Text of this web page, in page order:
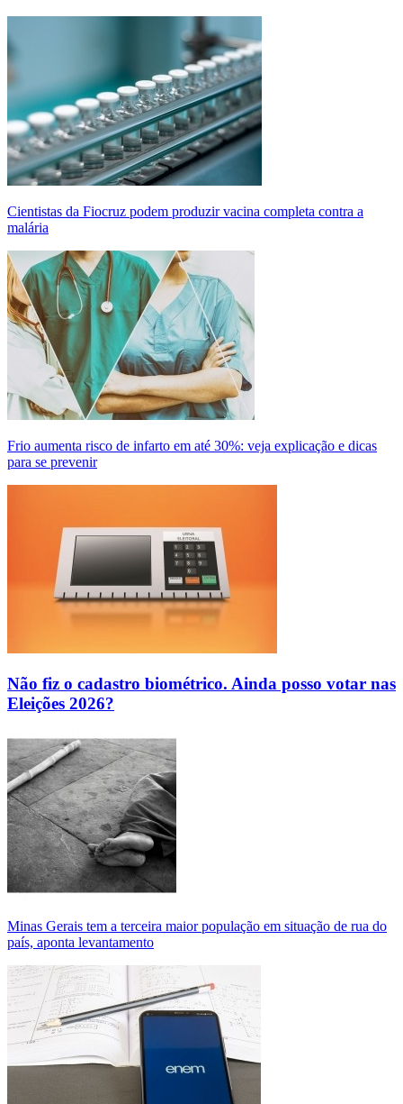
Cientistas da Fiocruz podem produzir vacina completa contra a
malária
Frio aumenta risco de infarto em até 30%: veja explicação e dicas
para se prevenir
Não fiz o cadastro biométrico. Ainda posso votar nas
Eleições 2026?
Minas Gerais tem a terceira maior população em situação de rua do
país, aponta levantamento